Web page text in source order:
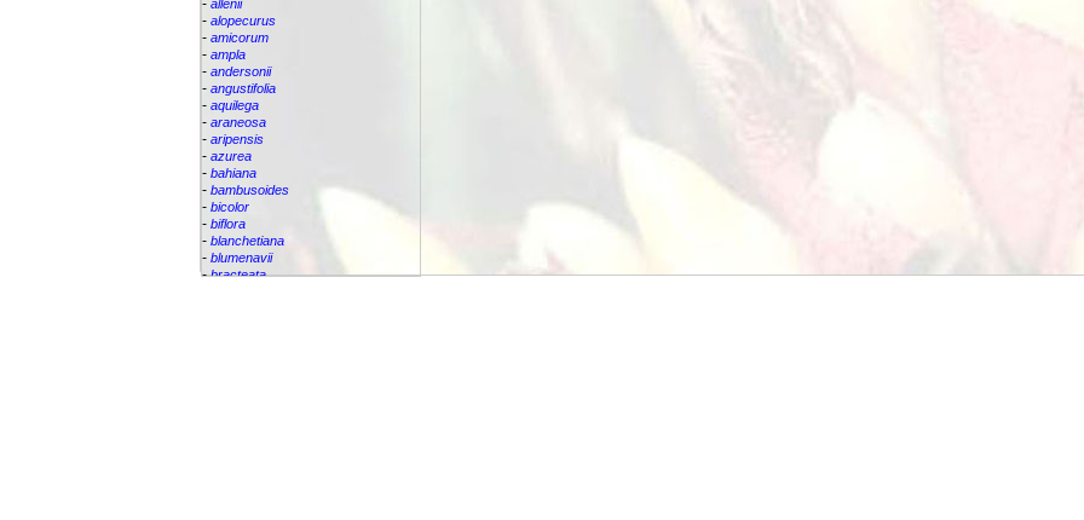
- allenii
- alopecurus
- amicorum
- ampla
- andersonii
- angustifolia
- aquilega
- araneosa
- aripensis
- azurea
- bahiana
- bambusoides
- bicolor
- biflora
- blanchetiana
- blumenavii
-bracteata